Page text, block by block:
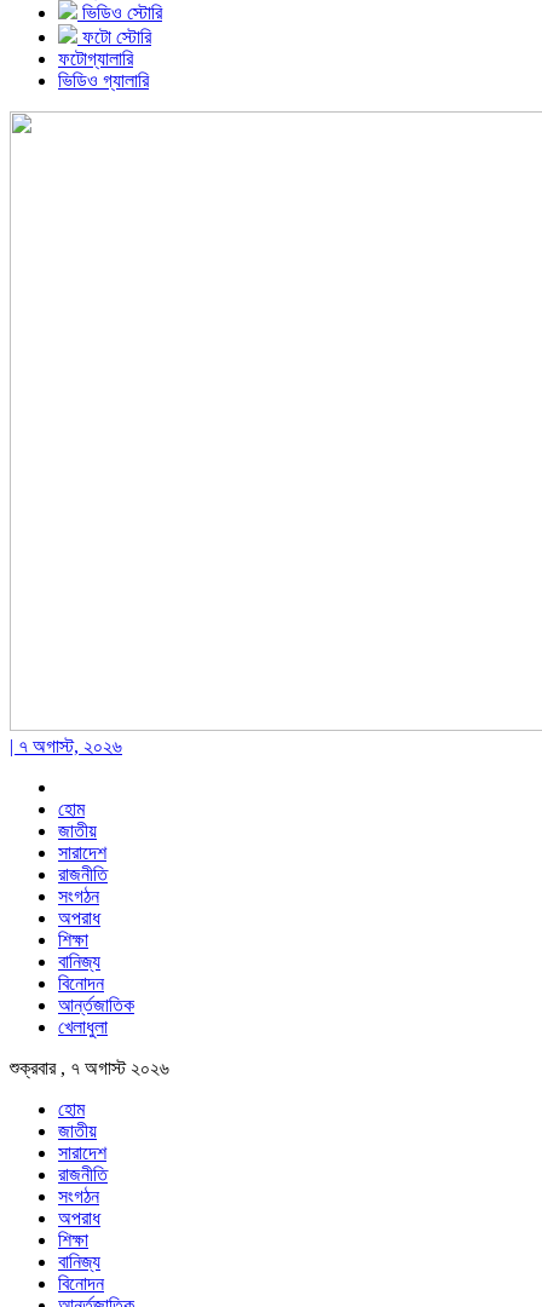
ভিডিও স্টোরি
ফটো স্টোরি
ফটোগ্যালারি
ভিডিও গ্যালারি
| ৭ অগাস্ট, ২০২৬
হোম
জাতীয়
সারাদেশ
রাজনীতি
সংগঠন
অপরাধ
শিক্ষা
বানিজ্য
বিনোদন
আর্ন্তজাতিক
খেলাধুলা
শুক্রবার , ৭ অগাস্ট ২০২৬
হোম
জাতীয়
সারাদেশ
রাজনীতি
সংগঠন
অপরাধ
শিক্ষা
বানিজ্য
বিনোদন